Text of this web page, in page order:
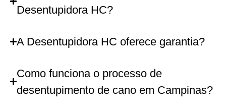
Desentupidora HC?
A Desentupidora HC oferece garantia?
Como funciona o processo de
desentupimento de cano em Campinas?